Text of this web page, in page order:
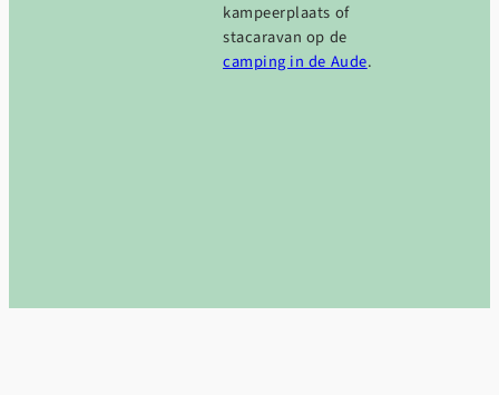
kampeerplaats of
stacaravan op de
camping in de Aude.